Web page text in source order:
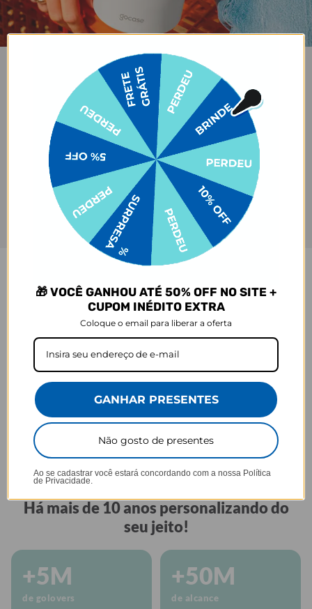
GARRAFA FRESH
Praticidade que acompanha seu ritmo.
Alça embutida
Tampa anti
Perfeita para sua
Há mais de 10 anos personalizando do
seu jeito!
+5M
de golovers
+50M
de alcance
🎁 VOCÊ GANHOU ATÉ 50% OFF NO SITE +
CUPOM INÉDITO EXTRA
Coloque o email para liberar a oferta
GANHAR PRESENTES
Não gosto de presentes
Ao se cadastrar você estará concordando com a nossa Política
de Privacidade.